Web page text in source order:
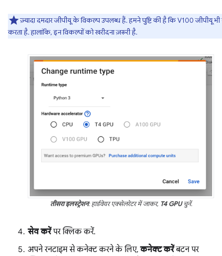
ज़्यादा दमदार जीपीयू के विकल्प उपलब्ध हैं. हमने पुष्टि की है कि V100 जीपीयू
करता है. हालांकि, इन विकल्पों को खरीदना ज़रूरी है.
तीसरा इलस्ट्रेशन: हार्डवेयर एक्सेलरेटर में जाकर, T4 GPUचुनें.
सेव करेंपर क्लिक करें.
अपने रनटाइम से कनेक्ट करने के लिए,कनेक्ट करेंबटन पर